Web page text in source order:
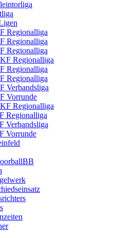
Regionalliga
Regionalliga
Regionalliga
Regionalliga
Regionalliga
Regionalliga
Verbandsliga
Vorrunde
Regionalliga
Regionalliga
Verbandsliga
Vorrunde